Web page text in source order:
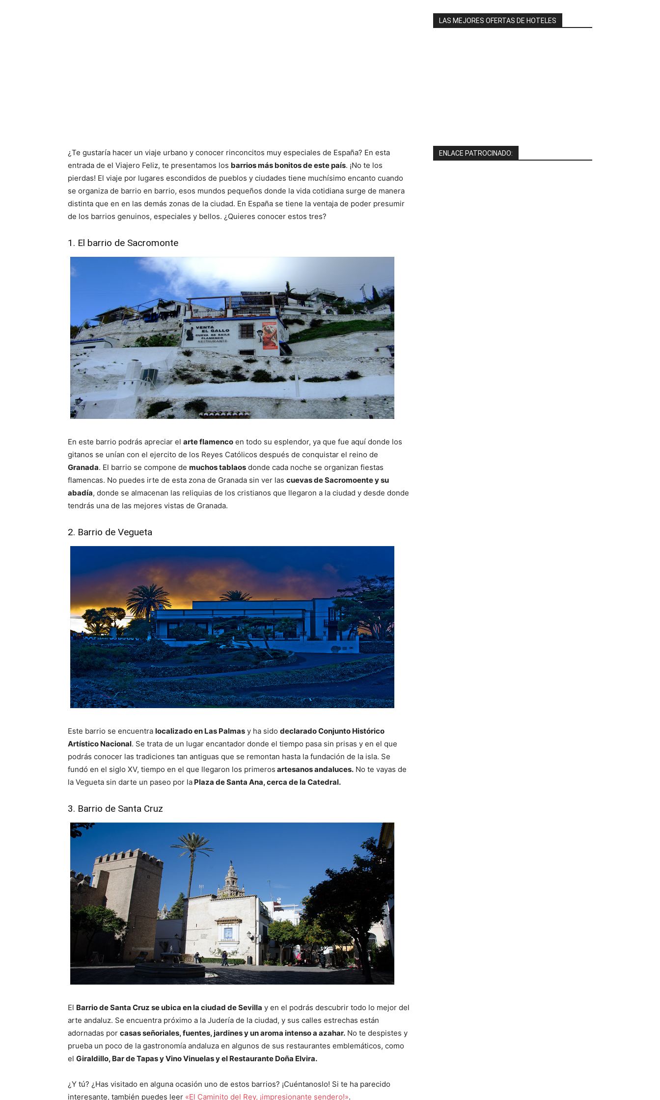
¿Te gustaría hacer un viaje urbano y conocer rinconcitos muy especiales de España? En esta
entrada de el Viajero Feliz, te presentamos los barrios más bonitos de este país. ¡No te los
pierdas! El viaje por lugares escondidos de pueblos y ciudades tiene muchísimo encanto cuando
se organiza de barrio en barrio, esos mundos pequeños donde la vida cotidiana surge de manera
distinta que en en las demás zonas de la ciudad. En España se tiene la ventaja de poder presumir
de los barrios genuinos, especiales y bellos. ¿Quieres conocer estos tres?
1. El barrio de Sacromonte
En este barrio podrás apreciar el arte flamenco en todo su esplendor, ya que fue aquí donde los
gitanos se unían con el ejercito de los Reyes Católicos después de conquistar el reino de
Granada. El barrio se compone de muchos tablaos donde cada noche se organizan fiestas
flamencas. No puedes irte de esta zona de Granada sin ver las cuevas de Sacromoente y su
abadía, donde se almacenan las reliquias de los cristianos que llegaron a la ciudad y desde donde
tendrás una de las mejores vistas de Granada.
2. Barrio de Vegueta
Este barrio se encuentra localizado en Las Palmas y ha sido declarado Conjunto Histórico
Artístico Nacional. Se trata de un lugar encantador donde el tiempo pasa sin prisas y en el que
podrás conocer las tradiciones tan antiguas que se remontan hasta la fundación de la isla. Se
fundó en el siglo XV, tiempo en el que llegaron los primeros artesanos andaluces. No te vayas de
la Vegueta sin darte un paseo por la Plaza de Santa Ana, cerca de la Catedral.
3. Barrio de Santa Cruz
El Barrio de Santa Cruz se ubica en la ciudad de Sevilla y en el podrás descubrir todo lo mejor del
arte andaluz. Se encuentra próximo a la Judería de la ciudad, y sus calles estrechas están
adornadas por casas señoriales, fuentes, jardines y un aroma intenso a azahar. No te despistes y
prueba un poco de la gastronomía andaluza en algunos de sus restaurantes emblemáticos, como
el Giraldillo, Bar de Tapas y Vino Vinuelas y el Restaurante Doña Elvira.
¿Y tú? ¿Has visitado en alguna ocasión uno de estos barrios? ¡Cuéntanoslo! Si te ha parecido
interesante, también puedes leer «El Caminito del Rey, ¡impresionante sendero!».
LAS MEJORES OFERTAS DE HOTELES
ENLACE PATROCINADO: